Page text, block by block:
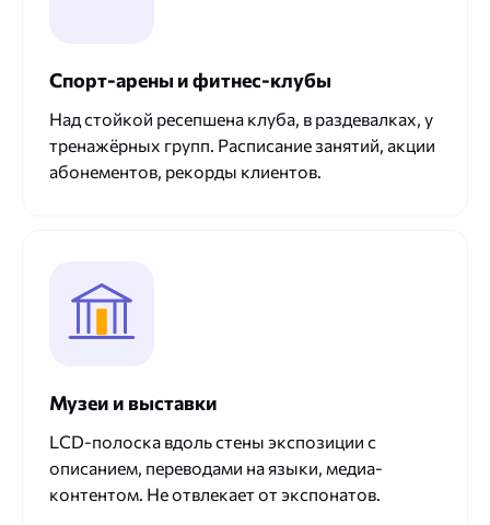
Спорт-арены и фитнес-клубы
Над стойкой ресепшена клуба, в раздевалках, у
тренажёрных групп. Расписание занятий, акции
абонементов, рекорды клиентов.
Музеи и выставки
LCD-полоска вдоль стены экспозиции с
описанием, переводами на языки, медиа-
контентом. Не отвлекает от экспонатов.